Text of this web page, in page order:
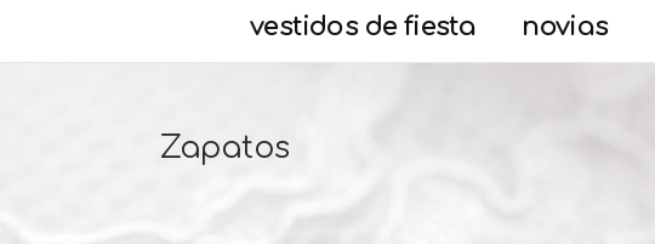
vestidos de fiesta novias
Zapatos